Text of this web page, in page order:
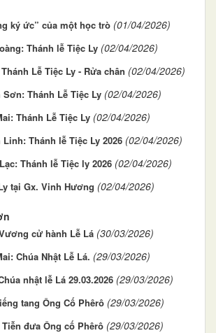
ký ức” của một học trò (01/04/2026)
Thánh lễ Tiệc Ly (02/04/2026)
Lễ Tiệc Ly - Rửa chân (02/04/2026)
Thánh Lễ Tiệc Ly (02/04/2026)
Thánh Lễ Tiệc Ly (02/04/2026)
Thánh lễ Tiệc Ly 2026 (02/04/2026)
Thánh lễ Tiệc ly 2026 (02/04/2026)
tại Gx. Vinh Hương (02/04/2026)
cử hành Lễ Lá (30/03/2026)
Chúa Nhật Lễ Lá. (29/03/2026)
nhật lễ Lá 29.03.2026 (29/03/2026)
tang Ông Cố Phêrô (29/03/2026)
đưa Ông cố Phêrô (29/03/2026)